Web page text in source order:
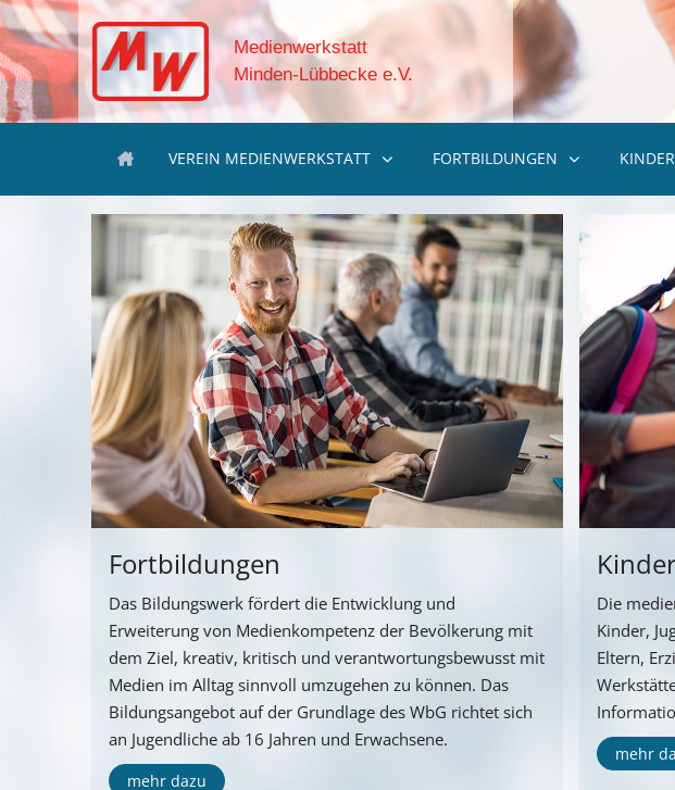
Medienwerkstatt
Minden-Lübbecke e.V.
VEREIN MEDIENWERKSTATT FORTBILDUNGEN
Fortbildungen
Das Bildungswerk fördert die Entwicklung und
Erweiterung von Medienkompetenz der Bevölkerung mit
dem Ziel, kreativ, kritisch und verantwortungsbewusst mit
Medien im Alltag sinnvoll umzugehen zu können. Das
Bildungsangebot auf der Grundlage des WbG richtet sich
an Jugendliche ab 16 Jahren und Erwachsene.
mehr dazu
Die
Kinder,
Eltern,
mehr